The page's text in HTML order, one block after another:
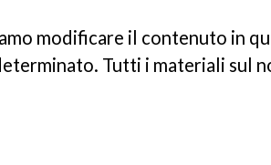
modificare il contenuto in
Tutti i materiali sul